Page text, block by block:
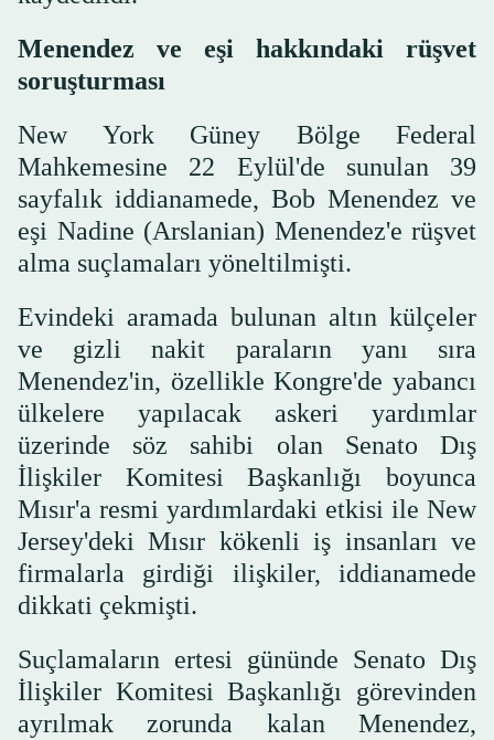
Menendez ve eşi hakkındaki rüşvet
soruşturması
New York Güney Bölge Federal
Mahkemesine 22 Eylül'de sunulan 39
sayfalık iddianamede, Bob Menendez ve
eşi Nadine (Arslanian) Menendez'e rüşvet
alma suçlamaları yöneltilmişti.
Evindeki aramada bulunan altın külçeler
ve gizli nakit paraların yanı sıra
Menendez'in, özellikle Kongre'de yabancı
ülkelere yapılacak askeri yardımlar
üzerinde söz sahibi olan Senato Dış
İlişkiler Komitesi Başkanlığı boyunca
Mısır'a resmi yardımlardaki etkisi ile New
Jersey'deki Mısır kökenli iş insanları ve
firmalarla girdiği ilişkiler, iddianamede
dikkati çekmişti.
Suçlamaların ertesi gününde Senato Dış
İlişkiler Komitesi Başkanlığı görevinden
ayrılmak zorunda kalan Menendez,